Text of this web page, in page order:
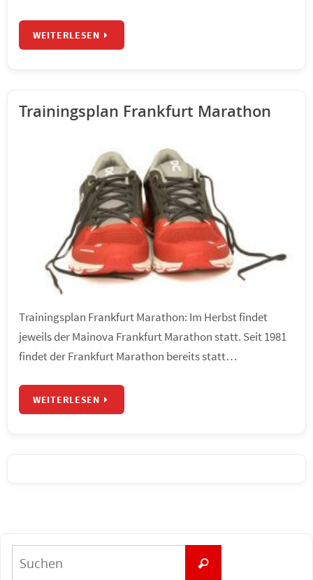
WEITERLESEN
Trainingsplan Frankfurt Marathon
Trainingsplan Frankfurt Marathon: Im Herbst findet
jeweils der Mainova Frankfurt Marathon statt. Seit 1981
findet der Frankfurt Marathon bereits statt…
WEITERLESEN
Suchen